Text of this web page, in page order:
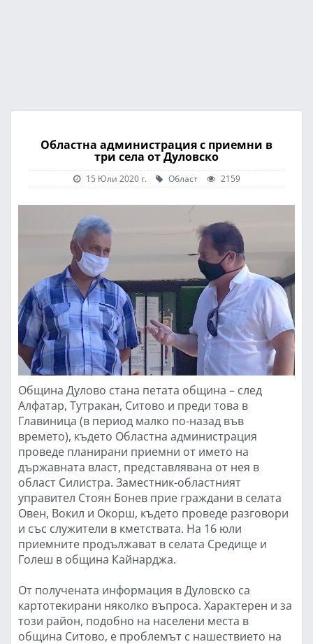
Областна администрация с приемни в
три села от Дуловско
15 Юли 2020 г. Област 2159
Община Дулово стана петата община – след
Алфатар, Тутракан, Ситово и преди това в
Главиница (в период малко по-назад във
времето), където Областна администрация
проведе планирани приемни от името на
държавната власт, представлявана от нея в
област Силистра. Заместник-областният
управител Стоян Бонев прие граждани в селата
Овен, Вокил и Окорш, където проведе разговори
и със служители в кметствата. На 16 юли
приемните продължават в селата Средище и
Голеш в община Кайнарджа.
От получената информация в Дуловско са
картотекирани няколко въпроса. Характерен и за
този район, подобно на населени места в
община Ситово, е проблемът с нашествието на